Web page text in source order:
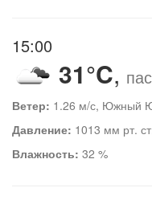
15:00
31°C,
Ветер: 1.26 м/с, Южный
Давление: 1013 мм рт.
Влажность: 32 %